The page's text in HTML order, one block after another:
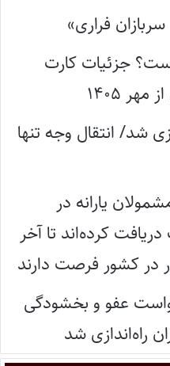
فراری»
جزئیات کارت
۱۴۰۵
شد/ انتقال وجه تنها
یارانه در
کرده‌اند تا آخر
در کشور فرصت دارند
عفو و بخشودگی
راه‌اندازی شد